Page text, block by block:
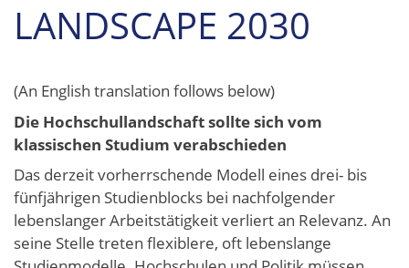
LANDSCAPE 2030
(An English translation follows below)
Die Hochschullandschaft sollte sich vom
klassischen Studium verabschieden
Das derzeit vorherrschende Modell eines drei- bis
fünfjährigen Studienblocks bei nachfolgender
lebenslanger Arbeitstätigkeit verliert an Relevanz. An
seine Stelle treten flexiblere, oft lebenslange